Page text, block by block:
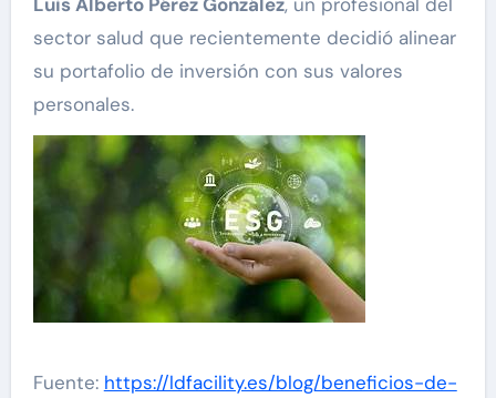
sector salud que recientemente decidió alinear
su portafolio de inversión con sus valores
personales.
Fuente: https://ldfacility.es/blog/beneficios-de-